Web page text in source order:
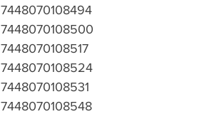
7448070108494
7448070108500
7448070108517
7448070108524
7448070108531
7448070108548